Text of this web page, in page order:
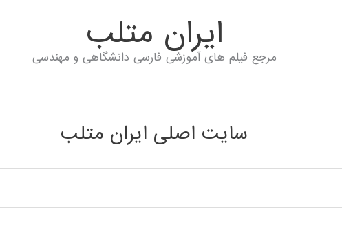
ايران متلب
مرجع فیلم های آموزشی فارسی دانشگاهی و مهندسی
سایت اصلی ایران متلب